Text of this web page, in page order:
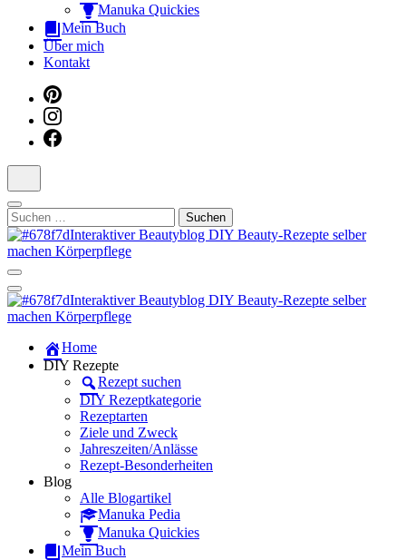
Manuka Quickies
Mein Buch
Über mich
Kontakt
Suchen
nach:
Manuka Magic – Natürlich schön:
Dein interaktiver DIY Beautyblog
Manuka Magic – Natürlich schön:
Dein interaktiver DIY Beautyblog
Dein persönlicher interaktiver DIY Beautyblog
Home
DIY Rezepte
Rezept suchen
DIY Rezeptkategorie
Rezeptarten
Ziele und Zweck
Jahreszeiten/Anlässe
Rezept-Besonderheiten
Blog
Alle Blogartikel
Manuka Pedia
Manuka Quickies
Mein Buch